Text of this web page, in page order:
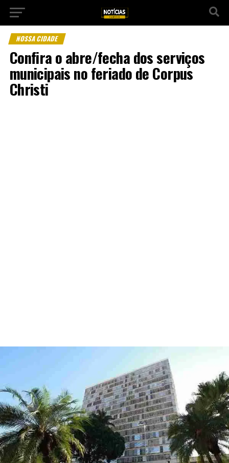
NOSSA CIDADE
Confira o abre/fecha dos serviços
municipais no feriado de Corpus
Christi